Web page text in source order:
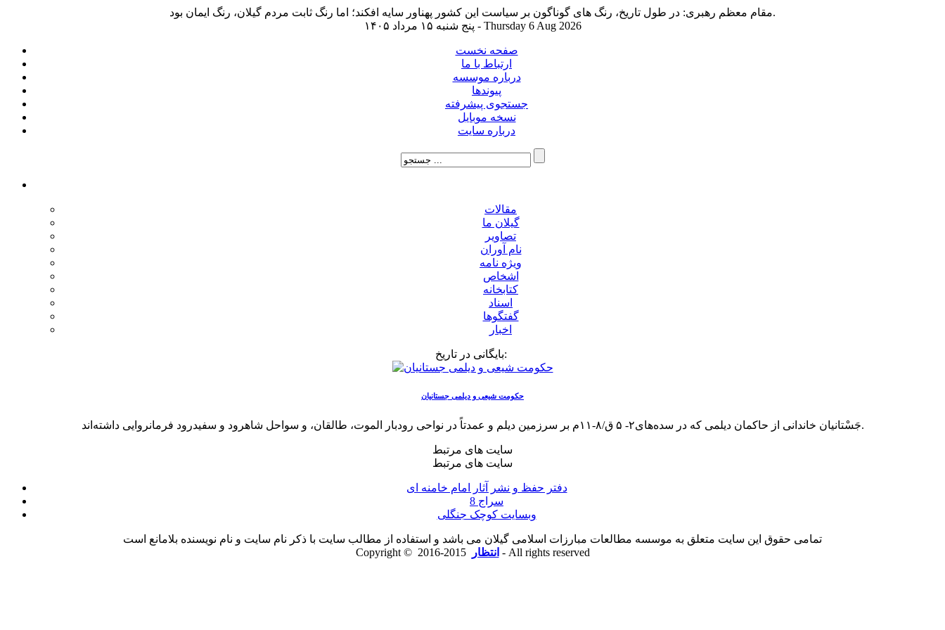
مقام معظم رهبری: در طول تاریخ، رنگ های گوناگون بر سیاست این کشور پهناور سایه افکند؛ اما رنگ ثابت مردم گیلان، رنگ ایمان بود.
پنج شنبه ۱۵ مرداد ۱۴۰۵ - Thursday 6 Aug 2026
صفحه نخست
ارتباط با ما
درباره موسسه
پیوندها
جستجوی پیشرفته
نسخه موبایل
درباره سایت
مقالات
گیلان ما
تصاویر
نام آوران
ویژه نامه
اشخاص
کتابخانه
اسناد
گفتگوها
اخبار
بایگانی در تاریخ:
حکومت شیعی و دیلمی جستانیان
جَسْتانیان خاندانی از حاکمان دیلمی که در سده‌های۲- ۵ ق/۸-۱۱م بر سرزمین دیلم و عمدتاً در نواحی رودبار الموت، طالقان، و سواحل شاهرود و سفیدرود فرمانروایی داشته‌اند.
سایت های مرتبط
سایت های مرتبط
دفتر حفظ و نشر آثار امام خامنه ای
سراج 8
وبسایت کوچک جنگلی
تمامی حقوق این سایت متعلق به موسسه مطالعات مبارزات اسلامی گیلان می باشد و استفاده از مطالب سایت با ذکر نام سایت و نام نویسنده بلامانع است
Copyright ©
انتظار 2015-2016 - All rights reserved